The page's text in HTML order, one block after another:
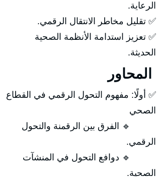
الرعاية.
✅ تقليل مخاطر الانتقال الرقمي.
✅ تعزيز استدامة الأنظمة الصحية
الحديثة.
✅ أولًا: مفهوم التحول الرقمي في القطاع
الصحي
🔹 الفرق بين الرقمنة والتحول
الرقمي.
🔹 دوافع التحول في المنشآت
الصحية.